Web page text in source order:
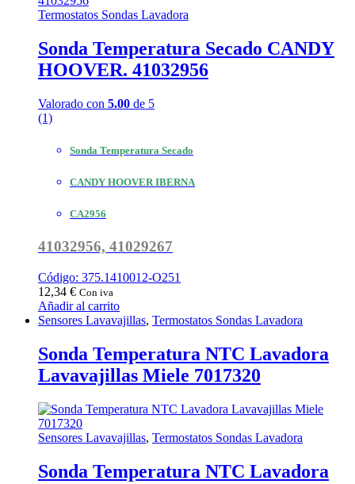
Termostatos Sondas Lavadora
Sonda Temperatura Secado CANDY
HOOVER. 41032956
Valorado con 5.00 de 5
(1)
Sonda Temperatura Secado
CANDY HOOVER IBERNA
CA2956
41032956, 41029267
Código: 375.1410012-O251
12,34 € Con iva
Añadir al carrito
Sensores Lavavajillas, Termostatos Sondas Lavadora
Sonda Temperatura NTC Lavadora
Lavavajillas Miele 7017320
Sensores Lavavajillas, Termostatos Sondas Lavadora
Sonda Temperatura NTC Lavadora